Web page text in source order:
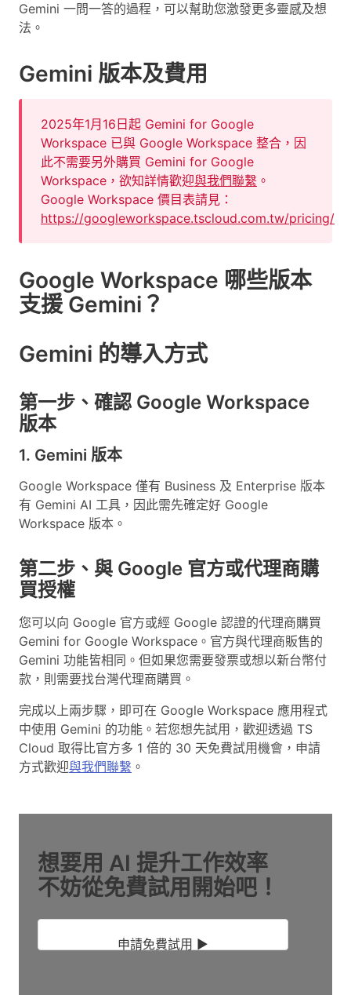
Gemini 一問一答的過程，可以幫助您激發更多靈感及想
法。
Gemini 版本及費用
2025年1月16日起 Gemini for Google
Workspace 已與 Google Workspace 整合，因
此不需要另外購買 Gemini for Google
Workspace，欲知詳情歡迎與我們聯繫 。
Google Workspace 價目表請見：
https://googleworkspace.tscloud.com.tw/pricing/
Google Workspace 哪些版本
支援 Gemini？
Gemini 的導入方式
第一步、確認 Google Workspace
版本
1. Gemini 版本
Google Workspace 僅有 Business 及 Enterprise 版本
有 Gemini AI 工具，因此需先確定好 Google
Workspace 版本。
第二步、與 Google 官方或代理商購
買授權
您可以向 Google 官方或經 Google 認證的代理商購買
Gemini for Google Workspace。官方與代理商販售的
Gemini 功能皆相同。但如果您需要發票或想以新台幣付
款，則需要找台灣代理商購買。
完成以上兩步驟，即可在 Google Workspace 應用程式
中使用 Gemini 的功能。若您想先試用，歡迎透過 TS
Cloud 取得比官方多 1 倍的 30 天免費試用機會，申請
方式歡迎與我們聯繫 。
想要用 AI 提升工作效率
不妨從免費試用開始吧！
申請免費試用 ▶